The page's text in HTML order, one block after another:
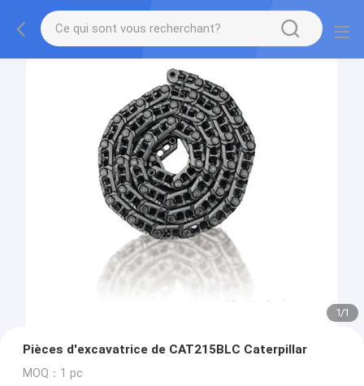
1/1
Pièces d'excavatrice de CAT215BLC Caterpillar
MOQ：1 pc